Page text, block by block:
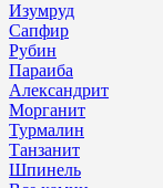
Изумруд
Сапфир
Рубин
Параиба
Александрит
Морганит
Турмалин
Танзанит
Шпинель